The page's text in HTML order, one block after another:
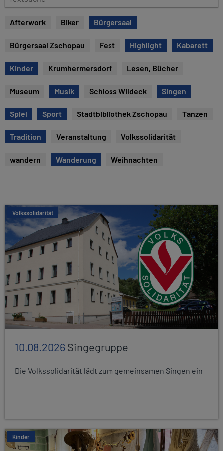
e
c
Afterwork Biker Bürgersaal
Bürgersaal Zschopau Fest Highlight Kabarett
Kinder Krumhermersdorf Lesen, Bücher
Museum Musik Schloss Wildeck Singen
Spiel Sport Stadtbibliothek Zschopau Tanzen
Tradition Veranstaltung Volkssolidarität
wandern Wanderung Weihnachten
Volkssolidarität
10.08.2026Singegruppe
Die Volkssolidarität lädt zum gemeinsamen Singen ein
Kinder